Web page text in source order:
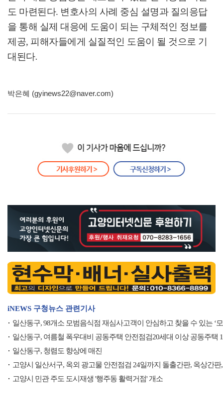
도 마련된다. 변호사의 사례 중심 설명과 질의응답
을 통해 실제 대응에 도움이 되는 구체적인 정보를
제공, 피해자들에게 실질적인 도움이 될 것으로 기
대된다.
박은혜 (gyinews22@naver.com)
iNEWS 구청뉴스 관련기사
일산동구, 98개소 모범음식점 재심사고객이 안심하고 찾을 수 있는 ‘
일산동구, 여름철 폭우대비 공동주택 안전점검20세대 이상 공동주택
일산동구, 청렴도 향상에 매진
고양시 일산서구, 옥외 광고물 안전점검 24일까지 돌출간판, 옥상간판
고양시 민관 주도 도시재생 '행주동 활력거점' 개소